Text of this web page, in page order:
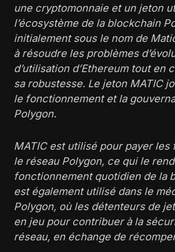
une cryptomonnaie et un jeton
l’écosystème de la blockchain
initialement sous le nom de
à résoudre les problèmes
d’utilisation d’Ethereum tout en
sa robustesse. Le jeton MATIC
le fonctionnement et la
Polygon.
MATIC est utilisé pour payer
le réseau Polygon, ce qui le
fonctionnement quotidien de la
est également utilisé dans le
Polygon, où les détenteurs de
en jeu pour contribuer à la
réseau, en échange de